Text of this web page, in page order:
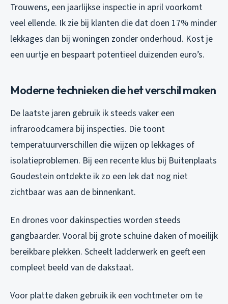
Trouwens, een jaarlijkse inspectie in april voorkomt
veel ellende. Ik zie bij klanten die dat doen 17% minder
lekkages dan bij woningen zonder onderhoud. Kost je
een uurtje en bespaart potentieel duizenden euro’s.
Moderne technieken die het verschil maken
De laatste jaren gebruik ik steeds vaker een
infraroodcamera bij inspecties. Die toont
temperatuurverschillen die wijzen op lekkages of
isolatieproblemen. Bij een recente klus bij Buitenplaats
Goudestein ontdekte ik zo een lek dat nog niet
zichtbaar was aan de binnenkant.
En drones voor dakinspecties worden steeds
gangbaarder. Vooral bij grote schuine daken of moeilijk
bereikbare plekken. Scheelt ladderwerk en geeft een
compleet beeld van de dakstaat.
Voor platte daken gebruik ik een vochtmeter om te